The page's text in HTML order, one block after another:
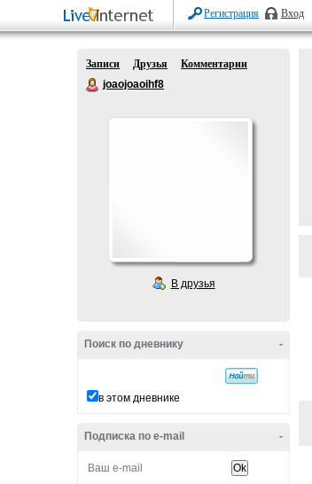
Регистрация Вход
Записи Друзья
Комментарии
joaojoaoihf8
В друзья
-
Поиск по дневнику
в этом дневнике
-
Подписка по e-mail